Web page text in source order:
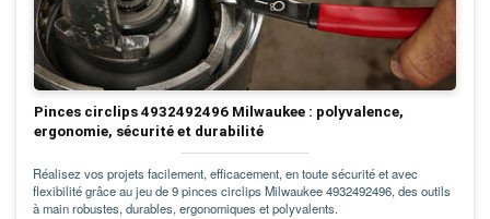
Pinces circlips 4932492496 Milwaukee : polyvalence,
ergonomie, sécurité et durabilité
Réalisez vos projets facilement, efficacement, en toute sécurité et avec
flexibilité grâce au jeu de 9 pinces circlips Milwaukee 4932492496, des outils
à main robustes, durables, ergonomiques et polyvalents.